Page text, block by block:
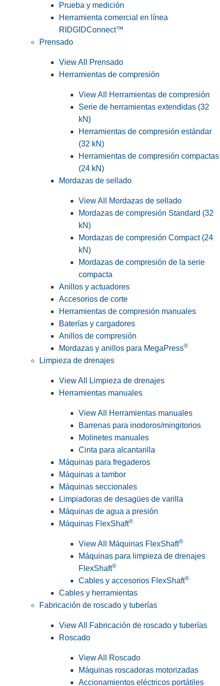
Prueba y medición
Herramienta comercial en línea
RIDGIDConnect™
Prensado
View All Prensado
Herramientas de compresión
View All Herramientas de compresión
Serie de herramientas extendidas (32
kN)
Herramientas de compresión estándar
(32 kN)
Herramientas de compresión compactas
(24 kN)
Mordazas de sellado
View All Mordazas de sellado
Mordazas de compresión Standard (32
kN)
Mordazas de compresión Compact (24
kN)
Mordazas de compresión de la serie
compacta
Anillos y actuadores
Accesorios de corte
Herramientas de compresión manuales
Baterías y cargadores
Anillos de compresión
Mordazas y anillos para MegaPress®
Limpieza de drenajes
View All Limpieza de drenajes
Herramientas manuales
View All Herramientas manuales
Barrenas para inodoros/mingitorios
Molinetes manuales
Cinta para alcantarilla
Máquinas para fregaderos
Máquinas a tambor
Máquinas seccionales
Limpiadoras de desagües de varilla
Máquinas de agua a presión
Máquinas FlexShaft®
View All Máquinas FlexShaft®
Máquinas para limpieza de drenajes
FlexShaft®
Cables y accesorios FlexShaft®
Cables y herramientas
Fabricación de roscado y tuberías
View All Fabricación de roscado y tuberías
Roscado
View All Roscado
Máquinas roscadoras motorizadas
Accionamientos eléctricos portátiles